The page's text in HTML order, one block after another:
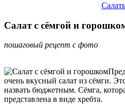
Салат с сёмгой и
пошаговый рецепт с фото
очень вкусный салат из сёмги.
назвать бюджетным. Сёмга,
представлена в виде хребта.